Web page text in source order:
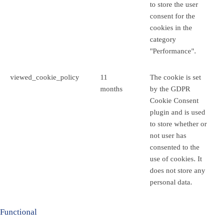
to store the user
consent for the
cookies in the
category
"Performance".
viewed_cookie_policy
11
months
The cookie is set
by the GDPR
Cookie Consent
plugin and is used
to store whether or
not user has
consented to the
use of cookies. It
does not store any
personal data.
Functional